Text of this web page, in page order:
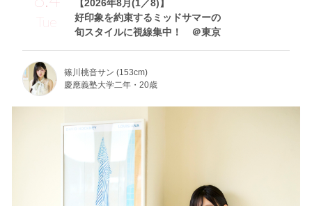
Tue
【2026年8月(1／8)】
好印象を約束するミッドサマーの
旬スタイルに視線集中！ ＠東京
篠川桃音サン (153cm)
慶應義塾大学二年・20歳